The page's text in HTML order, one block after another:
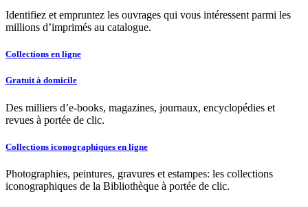
Identifiez et empruntez les ouvrages qui vous intéressent parmi les
millions d’imprimés au catalogue.
Collections en ligne
Gratuit à domicile
Des milliers d’e-books, magazines, journaux, encyclopédies et
revues à portée de clic.
Collections iconographiques en ligne
Photographies, peintures, gravures et estampes: les collections
iconographiques de la Bibliothèque à portée de clic.